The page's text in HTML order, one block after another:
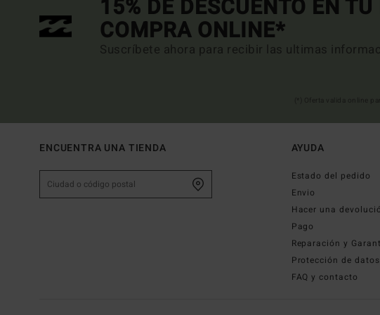
15% DE DESCUENTO EN
COMPRA ONLINE*
Suscríbete ahora para recibir las ultimas
ENCUENTRA UNA TIENDA AYUDA
Estado del pedido
Envio
Hacer una
Pago
Reparación y
Protección de
FAQ y contacto